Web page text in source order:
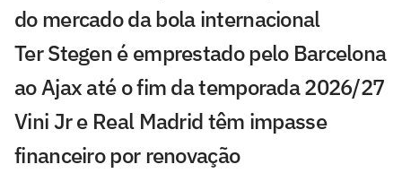
do mercado da bola internacional
Ter Stegen é emprestado pelo Barcelona
ao Ajax até o fim da temporada 2026/27
Vini Jr e Real Madrid têm impasse
financeiro por renovação